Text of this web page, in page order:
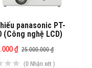
panasonic PT-
(Công nghệ LCD)
₫ 25.000.000 ₫
(0 Nhận xét )